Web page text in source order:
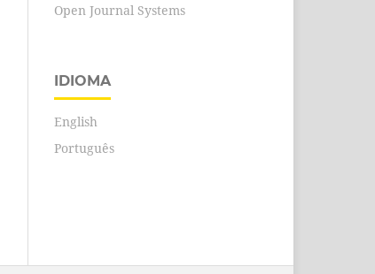
Open Journal Systems
IDIOMA
English
Português